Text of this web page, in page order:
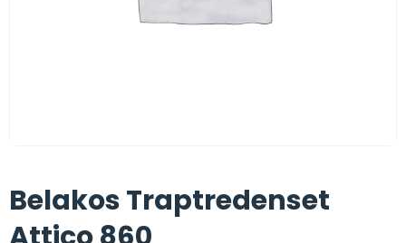
Belakos Traptredenset